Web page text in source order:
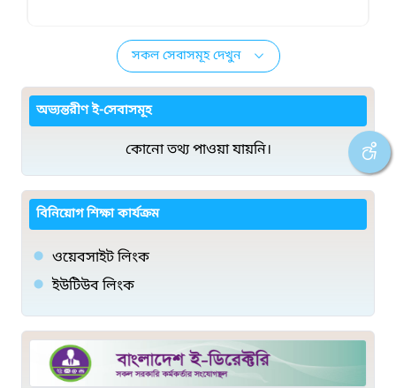
সকল সেবাসমূহ দেখুন
অভ্যন্তরীণ ই-সেবাসমূহ
কোনো তথ্য পাওয়া যায়নি।
বিনিয়োগ শিক্ষা কার্যক্রম
ওয়েবসাইট লিংক
ইউটিউব লিংক